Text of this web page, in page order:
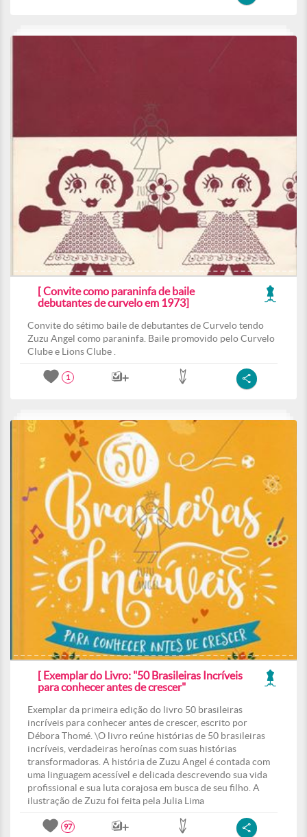
[ Convite como paraninfa de baile
debutantes de curvelo em 1973]
Convite do sétimo baile de debutantes de Curvelo tendo
Zuzu Angel como paraninfa. Baile promovido pelo Curvelo
Clube e Lions Clube .
1
[ Exemplar do Livro: "50 Brasileiras Incríveis
para conhecer antes de crescer"
Exemplar da primeira edição do livro 50 brasileiras
incríveis para conhecer antes de crescer, escrito por
Débora Thomé. \O livro reúne histórias de 50 brasileiras
incríveis, verdadeiras heroínas com suas histórias
transformadoras. A história de Zuzu Angel é contada com
uma linguagem acessível e delicada descrevendo sua vida
profissional e sua luta corajosa em busca de seu filho. A
ilustração de Zuzu foi feita pela Julia Lima
97